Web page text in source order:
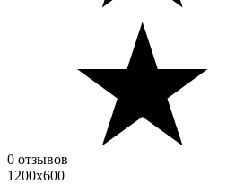
0 отзывов
1200х600